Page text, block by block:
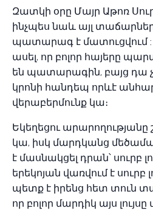
Զատկի օրը Մայր Աթոռ
ինչպես նաև այլ
պատարագ է մատուցվում :
ասել, որ բոլոր հայերը
են պատարագին, բայց դա
կրոնի հանդեպ որևէ
վերաբերմունք կա։
Եկեղեցու արարողությանը
կա, իսկ մարդկանց
է մասնակցել դրան՝ սուրբ
երեկոյան վառվում է սուրբ
պետք է իրենց հետ տուն
որ բոլոր մարդիկ այս